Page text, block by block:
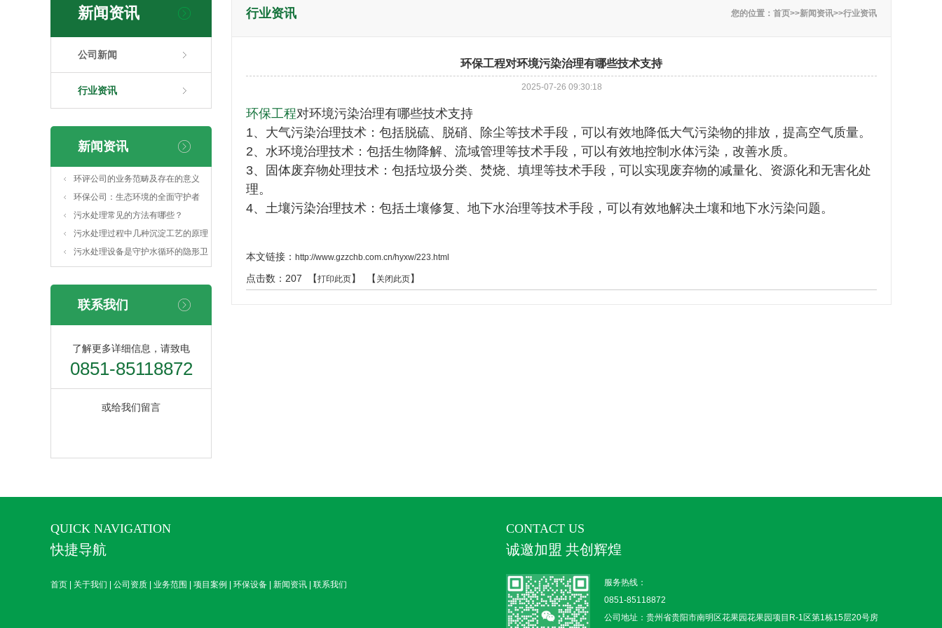
新闻资讯
公司新闻
行业资讯
新闻资讯
环评公司的业务范畴及存在的意义
环保公司：生态环境的全面守护者
污水处理常见的方法有哪些？
污水处理过程中几种沉淀工艺的原理
及特点
污水处理设备是守护水循环的隐形卫
士
联系我们
了解更多详细信息，请致电
0851-85118872
或给我们留言
行业资讯 您的位置： 首页>>新闻资讯>>行业资讯
环保工程对环境污染治理有哪些技术支持
2025-07-26 09:30:18
环保工程对环境污染治理有哪些技术支持
1、大气污染治理技术：包括脱硫、脱硝、除尘等技术手段，可以有效地降低大气污染物的排放，提高空气质量。
2、水环境治理技术：包括生物降解、流域管理等技术手段，可以有效地控制水体污染，改善水质。
3、固体废弃物处理技术：包括垃圾分类、焚烧、填埋等技术手段，可以实现废弃物的减量化、资源化和无害化处
理。
4、土壤污染治理技术：包括土壤修复、地下水治理等技术手段，可以有效地解决土壤和地下水污染问题。
本文链接： http://www.gzzchb.com.cn/hyxw/223.html
点击数： 207 【打印此页】 【 关闭此页】
QUICK NAVIGATION
快捷导航
首页 关于我们 公司资质 业务范围 项目案例 环保设备 新闻资讯 联系我们
CONTACT US
诚邀加盟 共创辉煌
服务热线：
0851-85118872
公司地址：贵州省贵阳市南明区花果园花果园项目R-1区第1栋15层20号房